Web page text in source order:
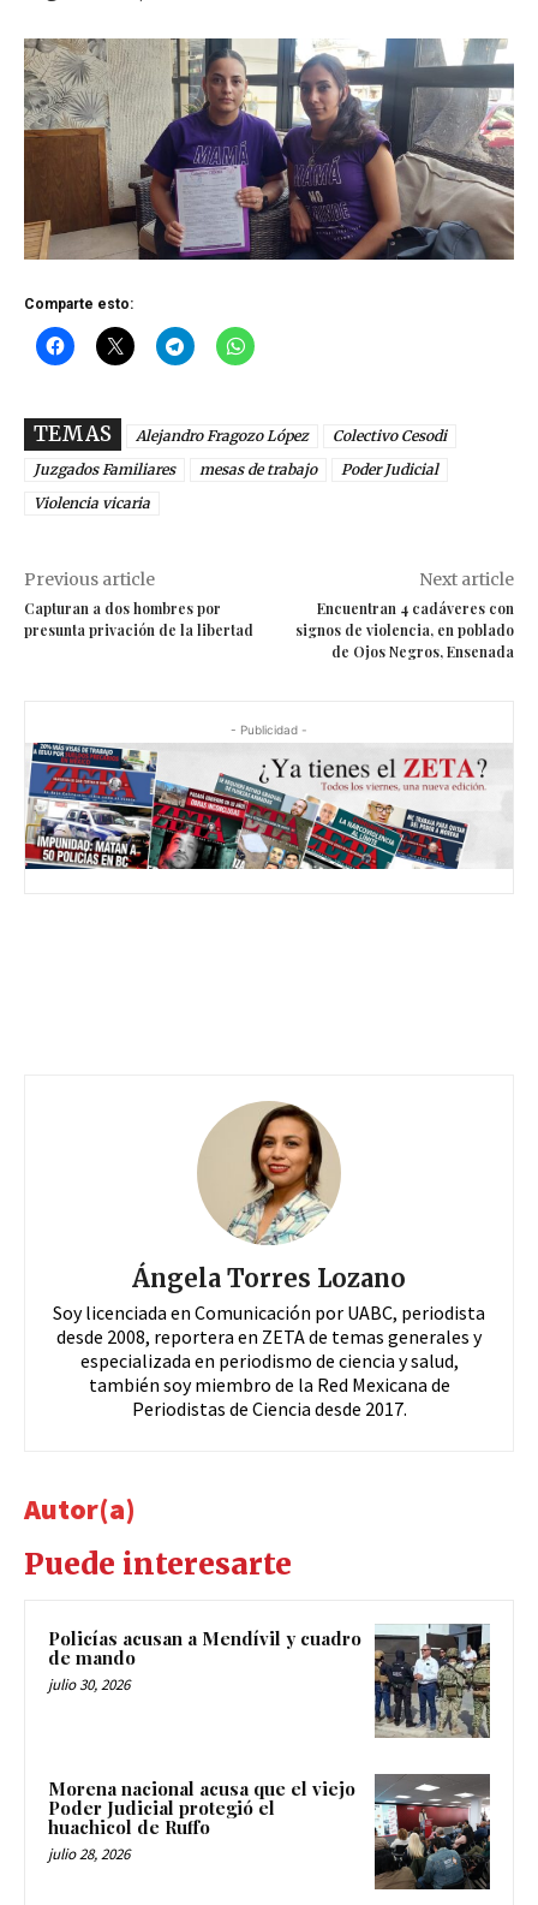
Comparte esto:
TEMAS Alejandro Fragozo López
Colectivo Cesodi
Juzgados Familiares
mesas de trabajo
Poder Judicial
Violencia vicaria
Previous article
Capturan a dos hombres por
presunta privación de la libertad
Next article
Encuentran 4 cadáveres con
signos de violencia, en poblado
de Ojos Negros, Ensenada
- Publicidad -
Ángela Torres Lozano
Soy licenciada en Comunicación por UABC, periodista
desde 2008, reportera en ZETA de temas generales y
especializada en periodismo de ciencia y salud,
también soy miembro de la Red Mexicana de
Periodistas de Ciencia desde 2017.
Autor(a)
Puede interesarte
Policías acusan a Mendívil y cuadro
de mando
julio 30, 2026
Morena nacional acusa que el viejo
Poder Judicial protegió el
huachicol de Ruffo
julio 28, 2026